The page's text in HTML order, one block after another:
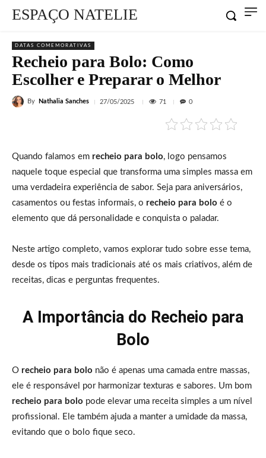
ESPAÇO NATELIE
DATAS COMEMORATIVAS
Recheio para Bolo: Como
Escolher e Preparar o Melhor
By Nathalia Sanches 27/05/2025 71 0
Quando falamos em recheio para bolo, logo pensamos
naquele toque especial que transforma uma simples massa em
uma verdadeira experiência de sabor. Seja para aniversários,
casamentos ou festas informais, o recheio para bolo é o
elemento que dá personalidade e conquista o paladar.
Neste artigo completo, vamos explorar tudo sobre esse tema,
desde os tipos mais tradicionais até os mais criativos, além de
receitas, dicas e perguntas frequentes.
A Importância do Recheio para
Bolo
O recheio para bolo não é apenas uma camada entre massas,
ele é responsável por harmonizar texturas e sabores. Um bom
recheio para bolo pode elevar uma receita simples a um nível
profissional. Ele também ajuda a manter a umidade da massa,
evitando que o bolo fique seco.